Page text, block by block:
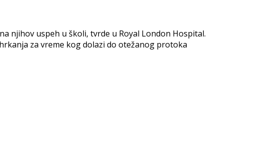
njihov uspeh u školi, tvrde u Royal London Hospital.
za vreme kog dolazi do otežanog protoka